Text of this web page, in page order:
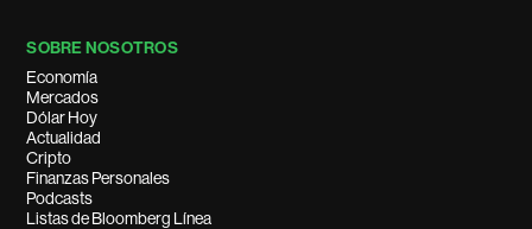
SOBRE NOSOTROS
Economía
Mercados
Dólar Hoy
Actualidad
Cripto
Finanzas Personales
Podcasts
Listas de Bloomberg Línea